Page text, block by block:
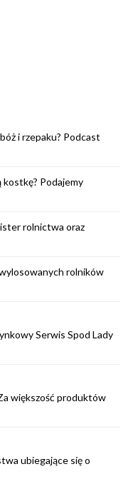
i rzepaku? Podcast
kostkę? Podajemy
rolnictwa oraz
rolników
Serwis Spod Lady
większość produktów
ubiegające się o